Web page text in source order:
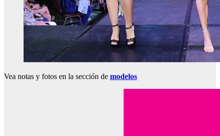
Vea notas y fotos en la sección de modelos